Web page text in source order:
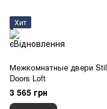
Хит
Межкомнатные двери Stil
Doors Loft
3 565 грн